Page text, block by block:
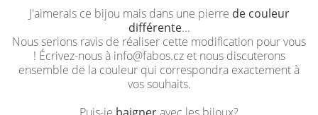
J'aimerais ce bijou mais dans une pierre de couleur
différente...
Nous serions ravis de réaliser cette modification pour vous
! Écrivez-nous à info@fabos.cz et nous discuterons
ensemble de la couleur qui correspondra exactement à
vos souhaits.